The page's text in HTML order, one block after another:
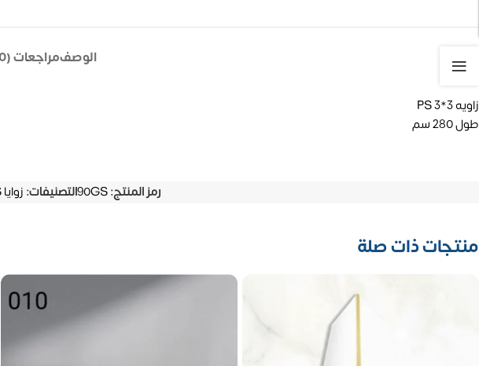
الوصفمراجعات (0)
زاويه PS 3*3
طول 280 سم
رمز المنتج:90GSالتصنيفات: زوايا PS
منتجات ذات صلة